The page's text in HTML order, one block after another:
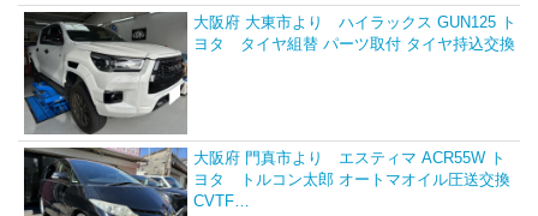
大阪府 大東市より ハイラックス GUN125 ト
ヨタ タイヤ組替 パーツ取付 タイヤ持込交換
大阪府 門真市より エスティマ ACR55W ト
ヨタ トルコン太郎 オートマオイル圧送交換
CVTF…